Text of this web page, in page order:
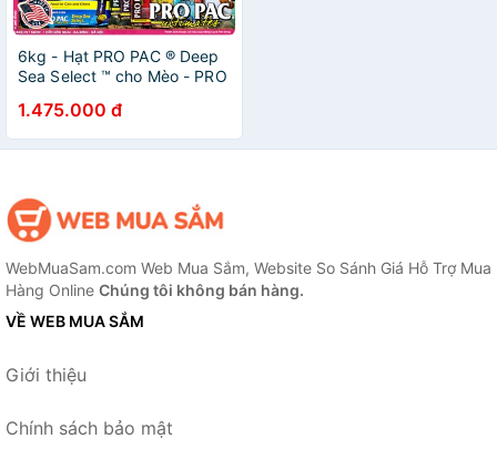
6kg - Hạt PRO PAC ® Deep
Sea Select ™ cho Mèo - PRO
Whitefish& Peas for Cats
1.475.000 đ
WebMuaSam.com Web Mua Sắm, Website So Sánh Giá Hỗ Trợ Mua
Hàng Online Chúng tôi không bán hàng.
VỀ WEB MUA SẮM
Giới thiệu
Chính sách bảo mật